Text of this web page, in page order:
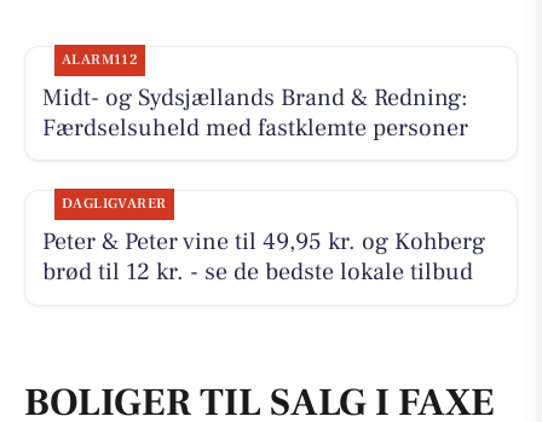
ALARM112
Midt- og Sydsjællands Brand & Redning:
Færdselsuheld med fastklemte personer
DAGLIGVARER
Peter & Peter vine til 49,95 kr. og Kohberg
brød til 12 kr. - se de bedste lokale tilbud
BOLIGER TIL SALG I FAXE